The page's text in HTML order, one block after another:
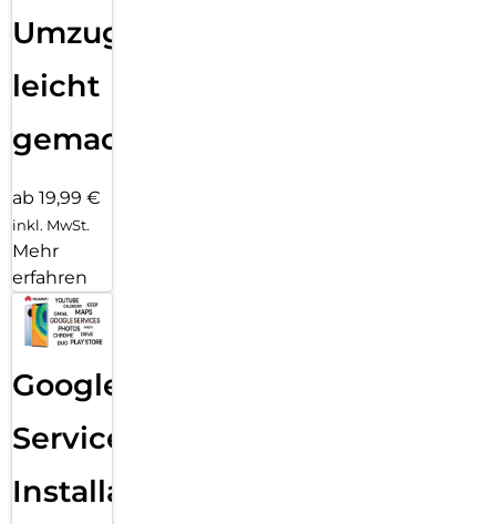
Umzug
leicht
gemacht!
ab 19,99 €
inkl. MwSt.
Mehr
erfahren
Google
Services
Installation